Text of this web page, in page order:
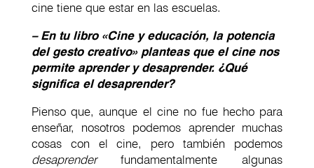
cine tiene que estar en las escuelas.
– En tu libro «Cine y educación, la potencia
del gesto creativo» planteas que el cine nos
permite aprender y desaprender. ¿Qué
significa el desaprender?
Pienso que, aunque el cine no fue hecho para
enseñar, nosotros podemos aprender muchas
cosas con el cine, pero también podemos
desaprenderfundamentalmente algunas